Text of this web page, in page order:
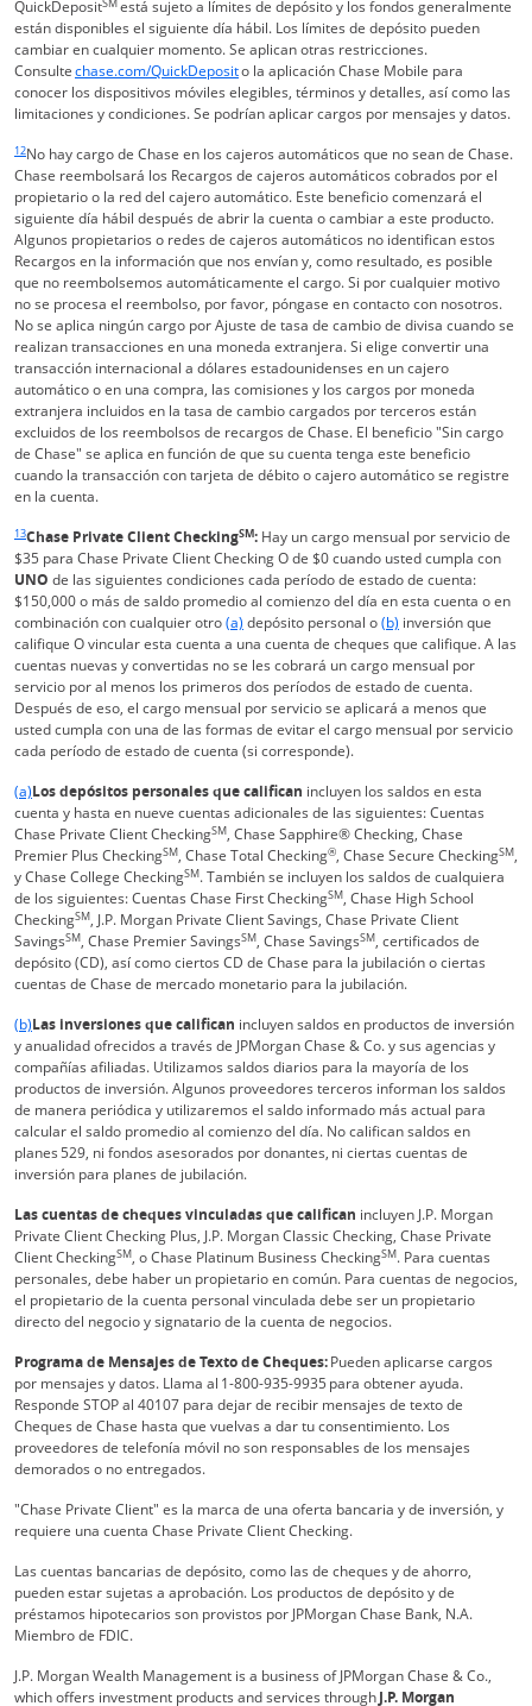
QuickDeposit
está sujeto a límites de depósito y los fondos generalmente
están disponibles el siguiente día hábil. Los límites de depósito pueden
cambiar en cualquier momento. Se aplican otras restricciones.
Consultechase.com/QuickDepositAbre en una ventana nueva
o la aplicación Chase Mobile para
conocer los dispositivos móviles elegibles, términos y detalles, así como las
limitaciones y condiciones. Se podrían aplicar cargos por mensajes y datos.
12No hay cargo de Chase en los cajeros automáticos que no sean de Chase.
Chase reembolsará los Recargos de cajeros automáticos cobrados por el
propietario o la red del cajero automático. Este beneficio comenzará el
siguiente día hábil después de abrir la cuenta o cambiar a este producto.
Algunos propietarios o redes de cajeros automáticos no identifican estos
Recargos en la información que nos envían y, como resultado, es posible
que no reembolsemos automáticamente el cargo. Si por cualquier motivo
no se procesa el reembolso, por favor, póngase en contacto con nosotros.
No se aplica ningún cargo por Ajuste de tasa de cambio de divisa cuando se
realizan transacciones en una moneda extranjera. Si elige convertir una
transacción internacional a dólares estadounidenses en un cajero
automático o en una compra, las comisiones y los cargos por moneda
extranjera incluidos en la tasa de cambio cargados por terceros están
excluidos de los reembolsos de recargos de Chase. El beneficio "Sin cargo
de Chase" se aplica en función de que su cuenta tenga este beneficio
cuando la transacción con tarjeta de débito o cajero automático se registre
en la cuenta.
13Chase Private Client CheckingSM: Hay un cargo mensual por servicio de
$35 para Chase Private Client Checking O de $0 cuando usted cumpla con
UNO de las siguientes condiciones cada período de estado de cuenta:
$150,000 o más de saldo promedio al comienzo del día en esta cuenta o en
combinación con cualquier otroEnlace en la misma página a la referencia a
(a) depósito personal oEnlace en la misma
(b) inversión que
califique O vincular esta cuenta a una cuenta de cheques que califique. A las
cuentas nuevas y convertidas no se les cobrará un cargo mensual por
servicio por al menos los primeros dos períodos de estado de cuenta.
Después de eso, el cargo mensual por servicio se aplicará a menos que
usted cumpla con una de las formas de evitar el cargo mensual por servicio
cada período de estado de cuenta (si corresponde).
Enlace en la misma página Vuelve a la referencia a pie de página
(a)Los depósitos personales que califican incluyen los saldos en esta
cuenta y hasta en nueve cuentas adicionales de las siguientes: Cuentas
Chase Private Client CheckingSM, Chase Sapphire® Checking, Chase
Premier Plus CheckingSM, Chase Total Checking®, Chase Secure CheckingSM,
y Chase College CheckingSM. También se incluyen los saldos de cualquiera
de los siguientes: Cuentas Chase First CheckingSM, Chase High School
CheckingSM, J.P. Morgan Private Client Savings, Chase Private Client
SavingsSM, Chase Premier SavingsSM, Chase SavingsSM, certificados de
depósito (CD), así como ciertos CD de Chase para la jubilación o ciertas
cuentas de Chase de mercado monetario para la jubilación.
Enlace en la misma página Vuelve a la referencia a pie de página
(b)Las inversiones que califican incluyen saldos en productos de inversión
y anualidad ofrecidos a través de JPMorgan Chase & Co. y sus agencias y
compañías afiliadas. Utilizamos saldos diarios para la mayoría de los
productos de inversión. Algunos proveedores terceros informan los saldos
de manera periódica y utilizaremos el saldo informado más actual para
calcular el saldo promedio al comienzo del día. No califican saldos en
planes 529, ni fondos asesorados por donantes, ni ciertas cuentas de
inversión para planes de jubilación.
Las cuentas de cheques vinculadas que califican incluyen J.P. Morgan
Private Client Checking Plus, J.P. Morgan Classic Checking, Chase Private
Client CheckingSM, o Chase Platinum Business CheckingSM. Para cuentas
personales, debe haber un propietario en común. Para cuentas de negocios,
el propietario de la cuenta personal vinculada debe ser un propietario
directo del negocio y signatario de la cuenta de negocios.
Programa de Mensajes de Texto de Cheques:Pueden aplicarse cargos
por mensajes y datos. Llama al 1-800-935-9935 para obtener ayuda.
Responde STOP al 40107 para dejar de recibir mensajes de texto de
Cheques de Chase hasta que vuelvas a dar tu consentimiento. Los
proveedores de telefonía móvil no son responsables de los mensajes
demorados o no entregados.
"Chase Private Client" es la marca de una oferta bancaria y de inversión, y
requiere una cuenta Chase Private Client Checking.
Las cuentas bancarias de depósito, como las de cheques y de ahorro,
pueden estar sujetas a aprobación. Los productos de depósito y de
préstamos hipotecarios son provistos por JPMorgan Chase Bank, N.A.
Miembro de FDIC.
J.P. Morgan Wealth Management is a business of JPMorgan Chase & Co.,
which offers investment products and services throughJ.P. Morgan